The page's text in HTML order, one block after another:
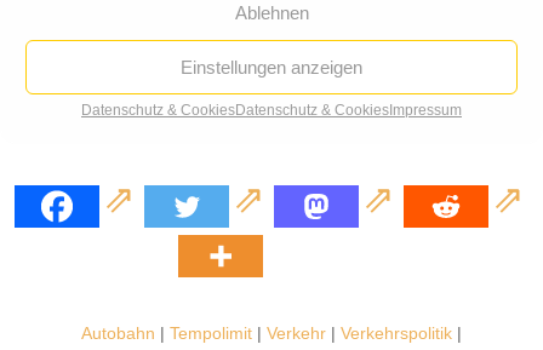
Ablehnen
Einstellungen anzeigen
Datenschutz & CookiesDatenschutz & Cookies Impressum
Tempolimit
Autobahn | Tempolimit| Verkehr| Verkehrspolitik|